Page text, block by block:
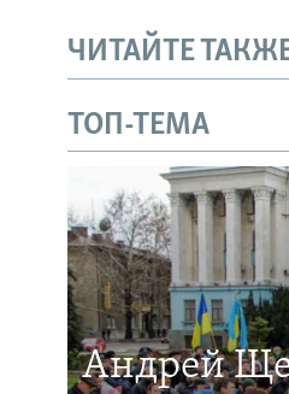
ЧИТАЙТЕ
ТОП-ТЕМА
Андрей